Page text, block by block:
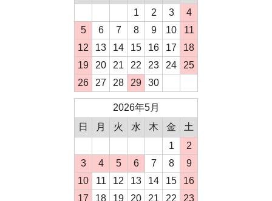
1
2 3
4
5
6 7 8 9 10
11
12
13 14 15 16 17
18
19
20 21 22 23 24
25
26
27 28 29 30
2026年5月
日
月 火 水 木 金
土
1
2
3
4 5 6 7 8
9
10
11 12 13 14 15
16
17
18 19 20 21 22
23